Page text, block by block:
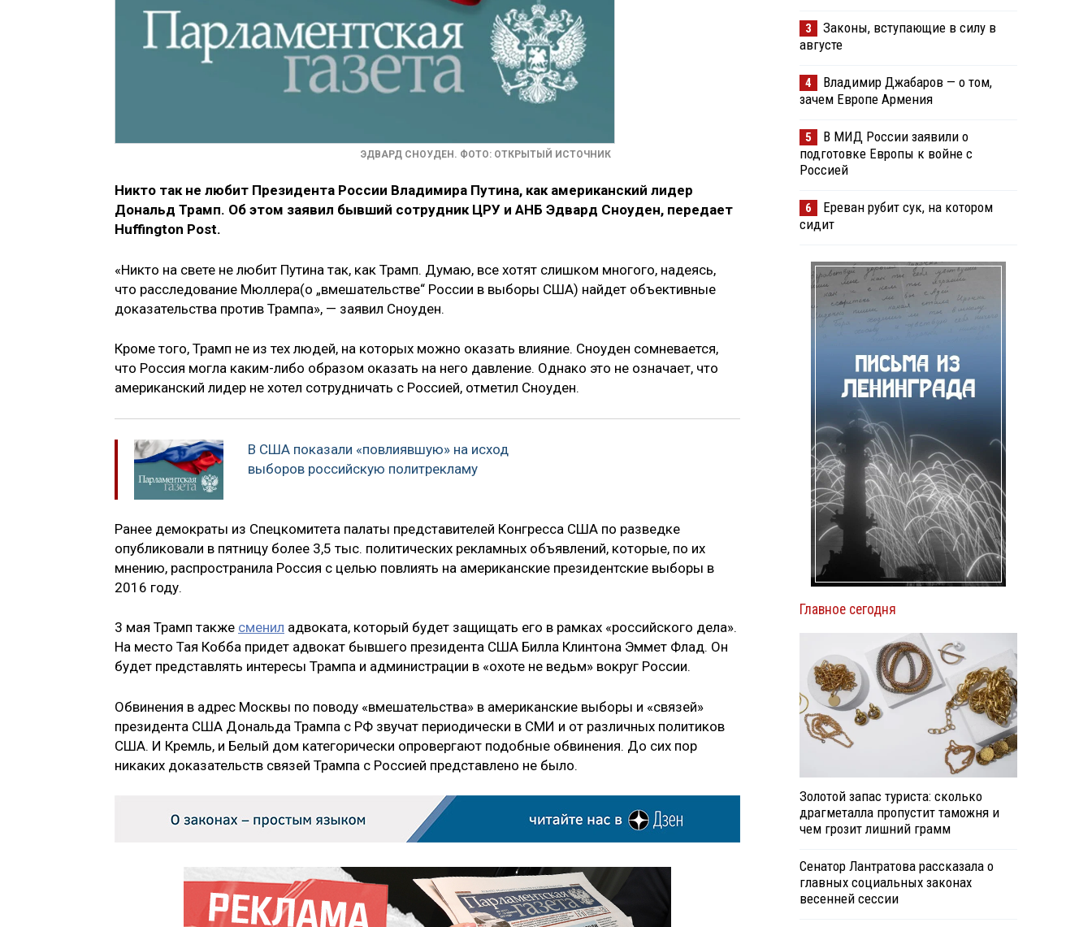
ЭДВАРД СНОУДЕН. ФОТО: ОТКРЫТЫЙ ИСТОЧНИК
Никто так не любит Президента России Владимира Путина, как американский лидер
Дональд Трамп. Об этом заявил бывший сотрудник ЦРУ и АНБ Эдвард Сноуден, передает
Huffington Post.
«Никто на свете не любит Путина так, как Трамп. Думаю, все хотят слишком многого, надеясь,
что расследование Мюллера(о „вмешательстве“ России в выборы США) найдет объективные
доказательства против Трампа», — заявил Сноуден.
Кроме того, Трамп не из тех людей, на которых можно оказать влияние. Сноуден сомневается,
что Россия могла каким-либо образом оказать на него давление. Однако это не означает, что
американский лидер не хотел сотрудничать с Россией, отметил Сноуден.
В США показали «повлиявшую» на исход
выборов российскую политрекламу
Ранее демократы из Спецкомитета палаты представителей Конгресса США по разведке
опубликовали в пятницу более 3,5 тыс. политических рекламных объявлений, которые, по их
мнению, распространила Россия с целью повлиять на американские президентские выборы в
2016 году.
3 мая Трамп также сменил адвоката, который будет защищать его в рамках «российского дела».
На место Тая Кобба придет адвокат бывшего президента США Билла Клинтона Эммет Флад. Он
будет представлять интересы Трампа и администрации в «охоте не ведьм» вокруг России.
Обвинения в адрес Москвы по поводу «вмешательства» в американские выборы и «связей»
президента США Дональда Трампа с РФ звучат периодически в СМИ и от различных политиков
США. И Кремль, и Белый дом категорически опровергают подобные обвинения. До сих пор
никаких доказательств связей Трампа с Россией представлено не было.
3
Законы, вступающие в силу в
августе
4
Владимир Джабаров — о том,
зачем Европе Армения
5
В МИД России заявили о
подготовке Европы к войне с
Россией
6
Ереван рубит сук, на котором
сидит
Главное сегодня
Золотой запас туриста: сколько
драгметалла пропустит таможня и
чем грозит лишний грамм
Сенатор Лантратова рассказала о
главных социальных законах
весенней сессии